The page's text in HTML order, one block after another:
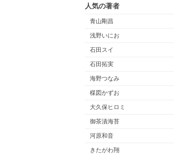
人気の著者
青山剛昌
浅野いにお
石田スイ
石田拓実
海野つなみ
楳図かずお
大久保ヒロミ
御茶漬海苔
河原和音
きたがわ翔